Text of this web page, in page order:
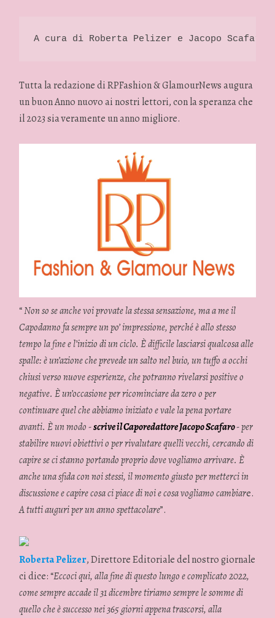
A cura di Roberta Pelizer e Jacopo Scafaro
Tutta la redazione di RPFashion & GlamourNews augura
un buon Anno nuovo ai nostri lettori, con la speranza che
il 2023 sia veramente un anno migliore.
“Non so se anche voi provate la stessa sensazione, ma a me il
Capodanno fa sempre un po’ impressione, perché è allo stesso
tempo la fine e l’inizio di un ciclo. È difficile lasciarsi qualcosa alle
spalle: è un’azione che prevede un salto nel buio, un tuffo a occhi
chiusi verso nuove esperienze, che potranno rivelarsi positive o
negative. È un’occasione per ricominciare da zero o per
continuare quel che abbiamo iniziato e vale la pena portare
avanti. È un modo -scrive il Caporedattore Jacopo Scafaro- per
stabilire nuovi obiettivi o per rivalutare quelli vecchi, cercando di
capire se ci stanno portando proprio dove vogliamo arrivare. È
anche una sfida con noi stessi, il momento giusto per metterci in
discussione e capire cosa ci piace di noi e cosa vogliamo cambiare.
A tutti auguri per un anno spettacolare”.
Roberta Pelizer, Direttore Editoriale del nostro giornale
ci dice: “Eccoci qui, alla fine di questo lungo e complicato 2022,
come sempre accade il 31 dicembre tiriamo sempre le somme di
quello che è successo nei 365 giorni appena trascorsi, alla